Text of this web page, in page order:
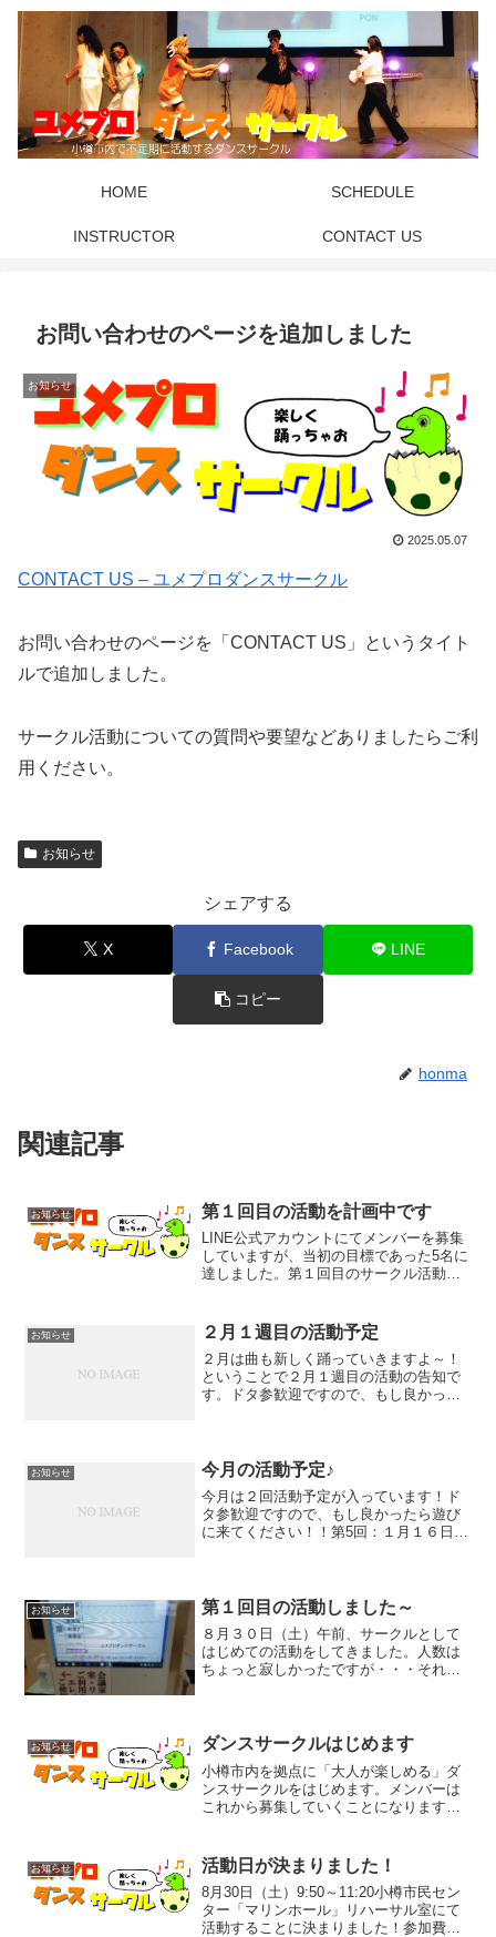
HOME SCHEDULE
INSTRUCTOR CONTACT US
お問い合わせのページを追加しました
お知らせ
2025.05.07
CONTACT US – ユメプロダンスサークル
お問い合わせのページを「CONTACT US」というタイト
ルで追加しました。
サークル活動についての質問や要望などありましたらご利
用ください。
お知らせ
シェアする
X Facebook LINE
コピー
honma
関連記事
お知らせ 第１回目の活動を計画中です
LINE公式アカウントにてメンバーを募集
していますが、当初の目標であった5名に
達しました。第１回目のサークル活動を
す。土曜日の午前中、参加費1,000円で90
分のレッス...
お知らせ ２月１週目の活動予定
２月は曲も新しく踊っていきますよ～！
ということで２月１週目の活動の告知で
す。ドタ参歓迎ですので、もし良かった
サル室参加費: 1...
お知らせ 今月の活動予定♪
今月は２回活動予定が入っています！ド
タ参歓迎ですので、もし良かったら遊び
に来てください！！第5回：１月１６日
リハーサル室参加費...
お知らせ 第１回目の活動しました～
８月３０日（土）午前、サークルとして
はじめての活動をしてきました。人数は
ちょっと寂しかったですが・・・それで
スペース９月もこちらの...
お知らせ ダンスサークルはじめます
小樽市内を拠点に「大人が楽しめる」ダ
ンスサークルをはじめます。メンバーは
これから募集していくことになります
年・・・とにかく「楽しく！」がテーマ
なサークルです。また、ＬＩＮＥ...
お知らせ 活動日が決まりました！
8月30日（土）9:50～11:20小樽市民セン
ター「マリンホール」リハーサル室にて
活動することに決まりました！参加費は